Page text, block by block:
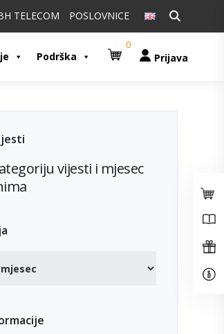
Pretraži:
TELECOM POSLOVNICE
Podrška
0
Prijava
vijesti i mjesec